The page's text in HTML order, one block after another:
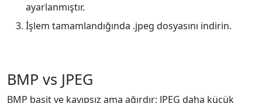
ayarlanmıştır.
İşlem tamamlandığında .jpeg dosyasını indirin.
BMP vs JPEG
BMP basit ve kayıpsız ama ağırdır; JPEG daha küçük